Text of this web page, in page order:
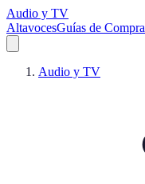
Audio y TV
AltavocesGuías de Compra
Audio y TV